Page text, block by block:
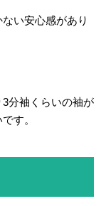
い安心感があり
分袖くらいの袖が
す。